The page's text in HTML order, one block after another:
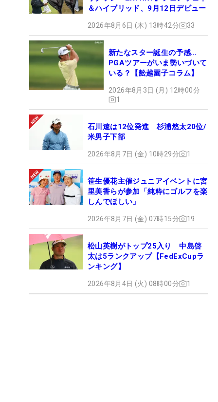
＆ハイブリッド、9月12日デビュー
2026年8月6日 (木) 13時42分 33
新たなスター誕生の予感…
PGAツアーがいま勢いづいて
いる？【舩越園子コラム】
2026年8月3日 (月) 12時00分
1
石川遼は12位発進 杉浦悠太20位/
米男子下部
2026年8月7日 (金) 10時29分 1
笹生優花主催ジュニアイベントに宮
里美香らが参加「純粋にゴルフを楽
しんでほしい」
2026年8月7日 (金) 07時15分 19
松山英樹がトップ25入り 中島啓
太は5ランクアップ【FedExCupラ
ンキング】
2026年8月4日 (火) 08時00分 1